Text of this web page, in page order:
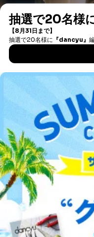
タダ読み/まる
※メルマガの受信は『マイ
タダ読みお知らせ便登録
Fujisan.co.jpに
株式会社富士山マガジンサー
ライン書店です。
取扱い雑誌数は、1万誌以上
なら割引や送料無料はもち
などFujisan.co.jp限定のサー